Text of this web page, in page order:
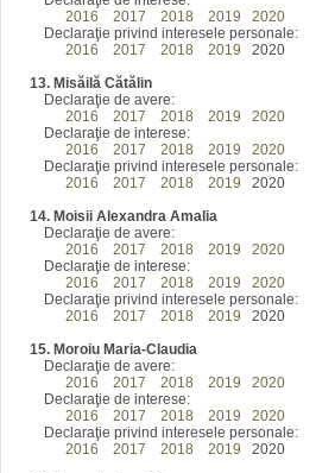
2016
2017 2018 2019
2020
Declaraţie privind interesele personale:
2016
2017 2018 2019 2020
13. Misăilă Cătălin
Declaraţie de avere:
2016
2017 2018 2019
2020
Declaraţie de interese:
2016
2017 2018 2019
2020
Declaraţie privind interesele personale:
2016
2017 2018 2019 2020
14. Moisii Alexandra Amalia
Declaraţie de avere:
2016
2017 2018 2019
2020
Declaraţie de interese:
2016
2017 2018 2019
2020
Declaraţie privind interesele personale:
2016
2017 2018 2019 2020
15. Moroiu Maria-Claudia
Declaraţie de avere:
2016
2017 2018 2019
2020
Declaraţie de interese:
2016
2017 2018 2019
2020
Declaraţie privind interesele personale:
2016
2017 2018 2019 2020